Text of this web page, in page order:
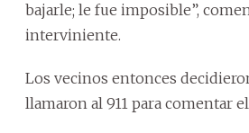
bajarle; le fue imposible”,
interviniente.
Los vecinos entonces
llamaron al 911 para comentar